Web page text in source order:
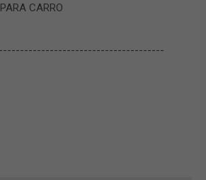
CARRO